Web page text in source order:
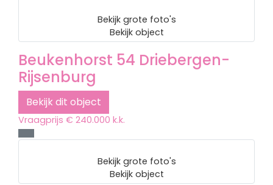
Bekijk grote foto's
Bekijk object
Beukenhorst 54 Driebergen-
Rijsenburg
Bekijk dit object
Vraagprijs € 240.000 k.k.
Bekijk grote foto's
Bekijk object